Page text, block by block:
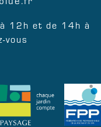
12h et de 14h à
vous